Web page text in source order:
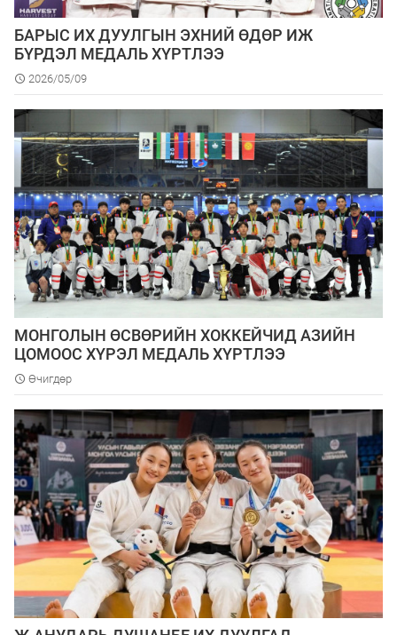
БАРЫС ИХ ДУУЛГЫН ЭХНИЙ ӨДӨР ИЖ
БҮРДЭЛ МЕДАЛЬ ХҮРТЛЭЭ
2026/05/09
МОНГОЛЫН ӨСВӨРИЙН ХОККЕЙЧИД АЗИЙН
ЦОМООС ХҮРЭЛ МЕДАЛЬ ХҮРТЛЭЭ
Өчигдөр